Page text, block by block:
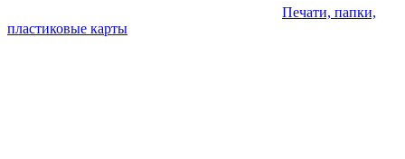
Печати, папки,
пластиковые карты